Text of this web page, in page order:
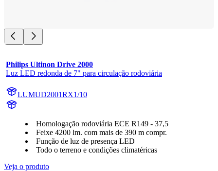
Philips Ultinon Drive 2000
Luz LED redonda de 7" para circulação rodoviária
LUMUD2001RX1/10
Homologação rodoviária ECE R149 - 37,5
Feixe 4200 lm. com mais de 390 m compr.
Função de luz de presença LED
Todo o terreno e condições climatéricas
Veja o produto